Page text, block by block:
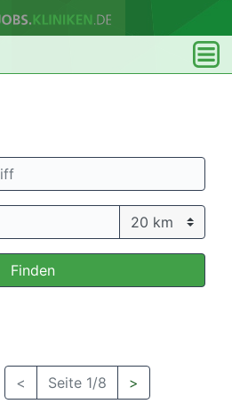
Finden
< Seite 1/8 >